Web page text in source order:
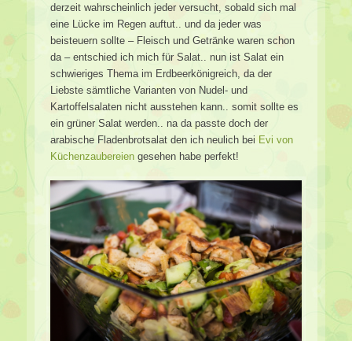
derzeit wahrscheinlich jeder versucht, sobald sich mal
eine Lücke im Regen auftut.. und da jeder was
beisteuern sollte – Fleisch und Getränke waren schon
da – entschied ich mich für Salat.. nun ist Salat ein
schwieriges Thema im Erdbeerkönigreich, da der
Liebste sämtliche Varianten von Nudel- und
Kartoffelsalaten nicht ausstehen kann.. somit sollte es
ein grüner Salat werden.. na da passte doch der
arabische Fladenbrotsalat den ich neulich bei Evi von
Küchenzaubereien gesehen habe perfekt!